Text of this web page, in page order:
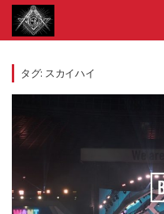
Skip
content
タグ: スカイハイ